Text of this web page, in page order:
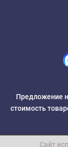
Предложение
стоимость
Сайт